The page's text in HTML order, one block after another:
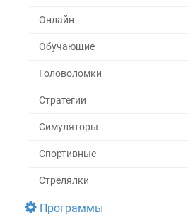
Онлайн
Обучающие
Головоломки
Стратегии
Симуляторы
Спортивные
Стрелялки
Программы